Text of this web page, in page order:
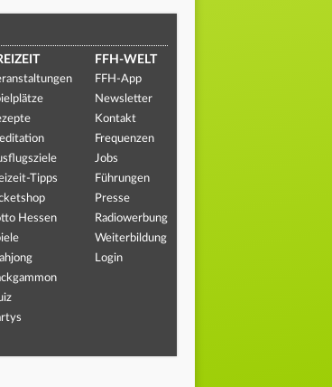
Tipps
Hessen
FFH-WELT
FFH-App
Newsletter
Kontakt
Frequenzen
Jobs
Führungen
Presse
Radiowerbung
Weiterbildung
Login